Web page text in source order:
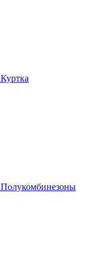
Куртка
Полукомбинезоны